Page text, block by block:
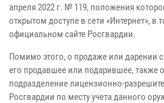
апреля 2022 г. № 119, положения
открытом доступе в сети «Интернет», в
официальном сайте Росгвардии.
Помимо этого, о продаже или дарении
его продавшее или подарившее, также
подразделение лицензионно-
Росгвардии по месту учета данного